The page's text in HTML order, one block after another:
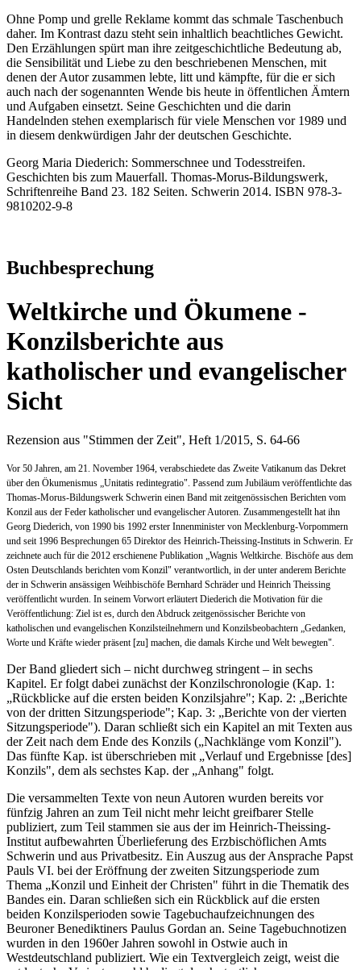
Ohne Pomp und grelle Reklame kommt das schmale Taschenbuch
daher. Im Kontrast dazu steht sein inhaltlich beachtliches Gewicht.
Den Erzählungen spürt man ihre zeitgeschichtliche Bedeutung ab,
die Sensibilität und Liebe zu den beschriebenen Menschen, mit
denen der Autor zusammen lebte, litt und kämpfte, für die er sich
auch nach der sogenannten Wende bis heute in öffentlichen Ämtern
und Aufgaben einsetzt. Seine Geschichten und die darin
Handelnden stehen exemplarisch für viele Menschen vor 1989 und
in diesem denkwürdigen Jahr der deutschen Geschichte.
Georg Maria Diederich: Sommerschnee und Todesstreifen.
Geschichten bis zum Mauerfall. Thomas-Morus-Bildungswerk,
Schriftenreihe Band 23. 182 Seiten. Schwerin 2014. ISBN 978-3-
9810202-9-8
Buchbesprechung
Weltkirche und Ökumene -
Konzilsberichte aus
katholischer und evangelischer
Sicht
Rezension aus "Stimmen der Zeit", Heft 1/2015, S. 64-66
Vor 50 Jahren, am 21. November 1964, verabschiedete das Zweite Vatikanum das Dekret
über den Ökumenismus „Unitatis redintegratio". Passend zum Jubiläum veröffentlichte das
Thomas-Morus-Bildungswerk Schwerin einen Band mit zeitgenössischen Berichten vom
Konzil aus der Feder katholischer und evangelischer Autoren. Zusammengestellt hat ihn
Georg Diederich, von 1990 bis 1992 erster Innenminister von Mecklenburg-Vorpommern
und seit 1996 Besprechungen 65 Direktor des Heinrich-Theissing-Instituts in Schwerin. Er
zeichnete auch für die 2012 erschienene Publikation „Wagnis Weltkirche. Bischöfe aus dem
Osten Deutschlands berichten vom Konzil" verantwortlich, in der unter anderem Berichte
der in Schwerin ansässigen Weihbischöfe Bernhard Schräder und Heinrich Theissing
veröffentlicht wurden. In seinem Vorwort erläutert Diederich die Motivation für die
Veröffentlichung: Ziel ist es, durch den Abdruck zeitgenössischer Berichte von
katholischen und evangelischen Konzilsteilnehmern und Konzilsbeobachtern „Gedanken,
Worte und Kräfte wieder präsent [zu] machen, die damals Kirche und Welt bewegten".
Der Band gliedert sich – nicht durchweg stringent – in sechs
Kapitel. Er folgt dabei zunächst der Konzilschronologie (Kap. 1:
„Rückblicke auf die ersten beiden Konzilsjahre"; Kap. 2: „Berichte
von der dritten Sitzungsperiode"; Kap. 3: „Berichte von der vierten
Sitzungsperiode"). Daran schließt sich ein Kapitel an mit Texten aus
der Zeit nach dem Ende des Konzils („Nachklänge vom Konzil").
Das fünfte Kap. ist überschrieben mit „Verlauf und Ergebnisse [des]
Konzils", dem als sechstes Kap. der „Anhang" folgt.
Die versammelten Texte von neun Autoren wurden bereits vor
fünfzig Jahren an zum Teil nicht mehr leicht greifbarer Stelle
publiziert, zum Teil stammen sie aus der im Heinrich-Theissing-
Institut aufbewahrten Überlieferung des Erzbischöflichen Amts
Schwerin und aus Privatbesitz. Ein Auszug aus der Ansprache Papst
Pauls VI. bei der Eröffnung der zweiten Sitzungsperiode zum
Thema „Konzil und Einheit der Christen" führt in die Thematik des
Bandes ein. Daran schließen sich ein Rückblick auf die ersten
beiden Konzilsperioden sowie Tagebuchaufzeichnungen des
Beuroner Benediktiners Paulus Gordan an. Seine Tagebuchnotizen
wurden in den 1960er Jahren sowohl in Ostwie auch in
Westdeutschland publiziert. Wie ein Textvergleich zeigt, weist die